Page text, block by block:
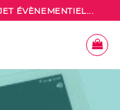
ÉVÈNEMENTIEL...